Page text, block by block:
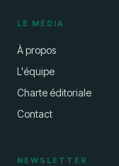
LE MÉDIA
À propos
L'équipe
Charte éditoriale
Contact
NEWSLETTER